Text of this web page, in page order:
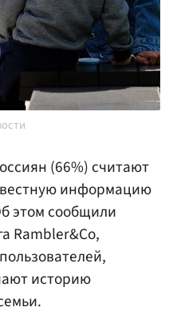
(66%) считают
информацию
этом сообщили
Rambler&Co,
историю